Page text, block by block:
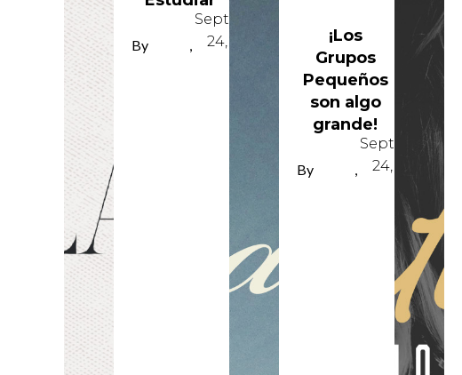
By ,
September
24, 2024
¡Los
Grupos
Pequeños
son algo
grande!
By ,
September
24, 2024